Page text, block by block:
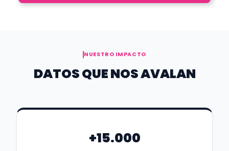
NUESTRO IMPACTO
DATOS QUE NOS AVALAN
+15.000